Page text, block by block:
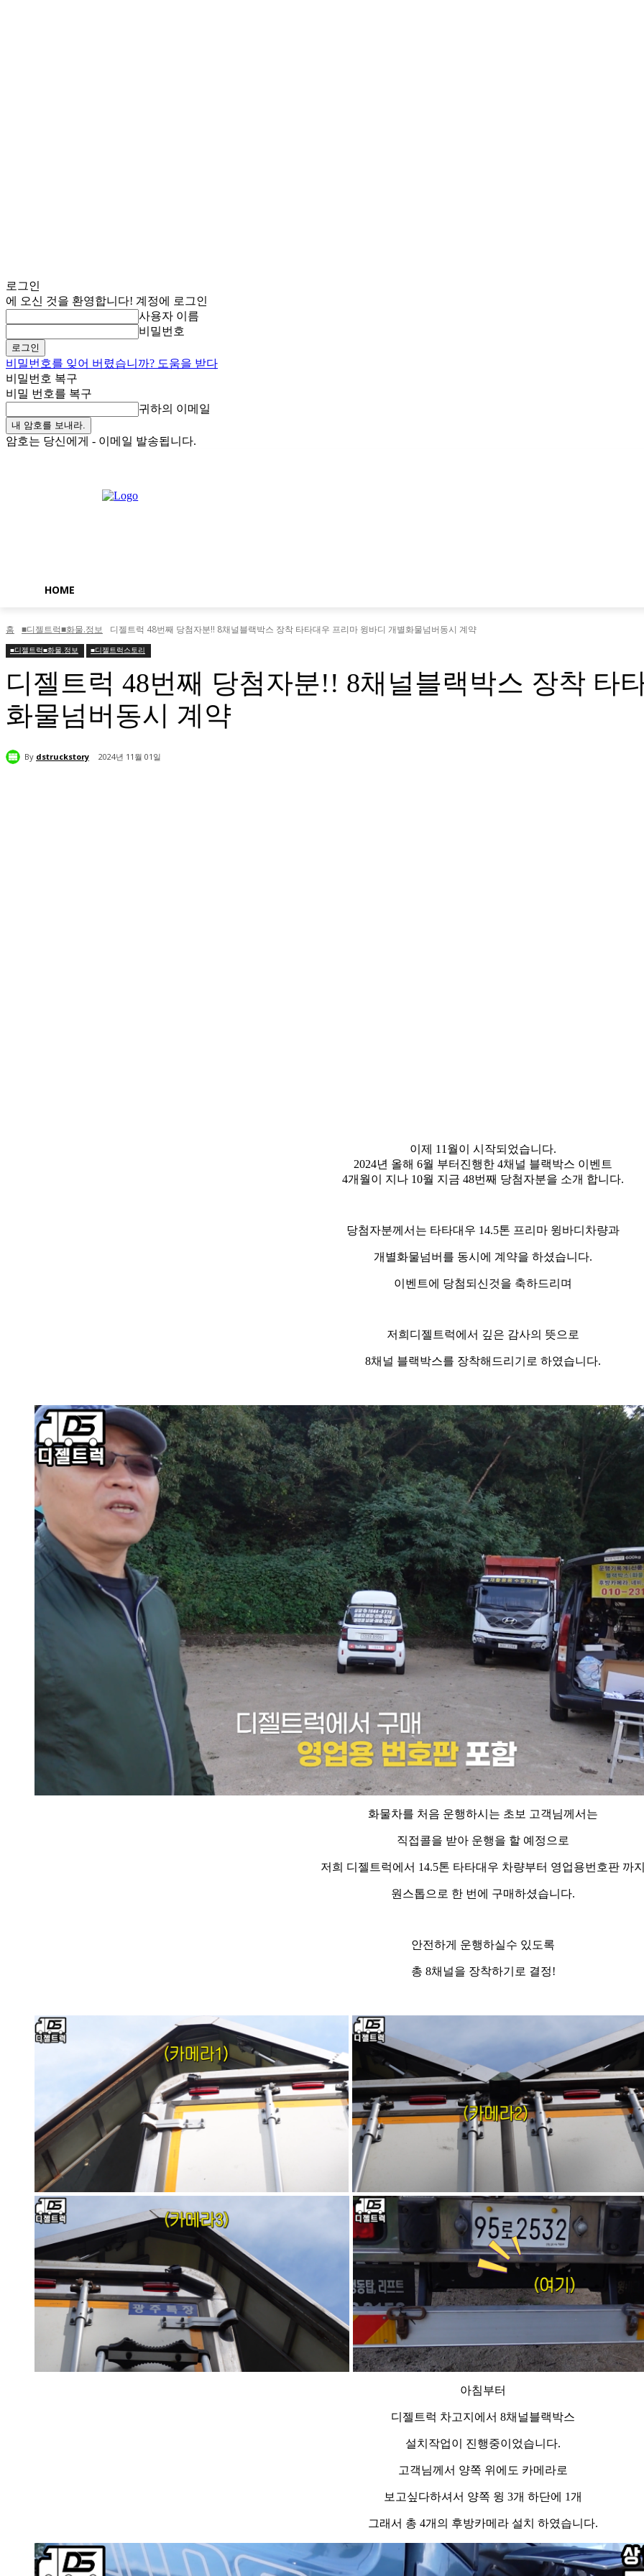
로그인
에 오신 것을 환영합니다! 계정에 로그인
사용자 이름
비밀번호
비밀번호를 잊어 버렸습니까? 도움을 받다
비밀번호 복구
비밀 번호를 복구
귀하의 이메일
암호는 당신에게 - 이메일 발송됩니다.
HOME
홈 ■디젤트럭■화물.정보 디젤트럭 48번째 당첨자분!! 8채널블랙박스 장착 타타대우 프리마 윙바디 개별화물넘버동시 계약
■디젤트럭■화물.정보 ■디젤트럭스토리
디젤트럭 48번째 당첨자분!! 8채널블랙박스 장착 타
화물넘버동시 계약
By dstruckstory 2024년 11월 01일
이제 11월이 시작되었습니다.
2024년 올해 6월 부터진행한 4채널 블랙박스 이벤트
4개월이 지나 10월 지금 48번째 당첨자분을 소개 합니다.
당첨자분께서는 타타대우 14.5톤 프리마 윙바디차량과
개별화물넘버를 동시에 계약을 하셨습니다.
이벤트에 당첨되신것을 축하드리며
저희디젤트럭에서 깊은 감사의 뜻으로
8채널 블랙박스를 장착해드리기로 하였습니다.
화물차를 처음 운행하시는 초보 고객님께서는
직접콜을 받아 운행을 할 예정으로
저희 디젤트럭에서 14.5톤 타타대우 차량부터 영업용번호판 까
원스톱으로 한 번에 구매하셨습니다.
안전하게 운행하실수 있도록
총 8채널을 장착하기로 결정!
아침부터
디젤트럭 차고지에서 8채널블랙박스
설치작업이 진행중이었습니다.
고객님께서 양쪽 위에도 카메라로
보고싶다하셔서 양쪽 윙 3개 하단에 1개
그래서 총 4개의 후방카메라 설치 하였습니다.